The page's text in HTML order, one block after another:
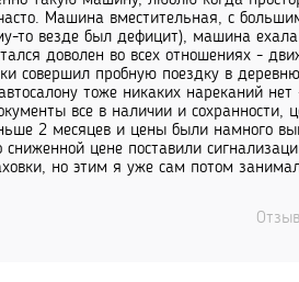
Машина вместительная, с
то везде был дефицит), машина
доволен во всех отношениях -
совершил пробную поездку в
тоже никаких нареканий
все в наличии и сохранности,
2 месяцев и цены были намного
цене поставили
но этим я уже сам потом